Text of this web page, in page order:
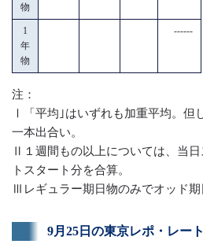
物
1
年
物
------
注：
Ⅰ「平均｣はいずれも加重平均。但
一本出合い。
Ⅱ１週間もの以上については、当
トスタート分を合算。
Ⅲレギュラー期日物のみでオッド期
9月25日の東京レポ・レー